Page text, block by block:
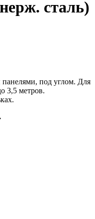
сталь)
под углом. Для
3,5 метров.